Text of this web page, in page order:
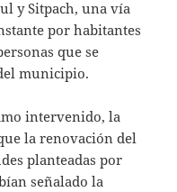
y Sitpach, una vía
por habitantes
que se
municipio.
intervenido, la
la renovación del
planteadas por
señalado la